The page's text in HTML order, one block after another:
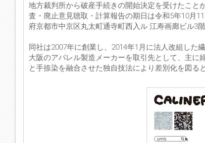
地方裁判所から破産手続きの開始決定を受けたこと
査・廃止意見聴取・計算報告の期日は令和5年10月
府京都市中京区丸太町通寺町西入ル 江寿画廊ビル3
同社は2007年に創業し、2014年1月に法人改組した
大阪のアパレル製造メーカーを取引先として、主
と手捺染を融合させた独自技法により差別化を図る